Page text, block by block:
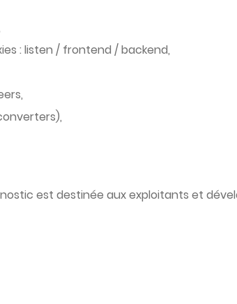
: listen / frontend / backend,
est destinée aux exploitants et